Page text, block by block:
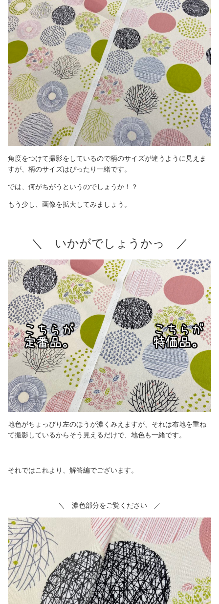
角度をつけて撮影をしているので柄のサイズが違うように見えま
すが、柄のサイズはぴったり一緒です。
では、何がちがうというのでしょうか！？
もう少し、画像を拡大してみましょう。
＼ いかがでしょうかっ ／
地色がちょっぴり左のほうが濃くみえますが、それは布地を重ね
て撮影しているからそう見えるだけで、地色も一緒です。
それではこれより、解答編でございます。
＼ 濃色部分をご覧ください ／